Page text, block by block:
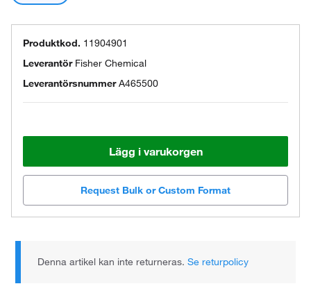
Produktkod. 11904901
Leverantör Fisher Chemical
Leverantörsnummer A465500
Lägg i varukorgen
Request Bulk or Custom Format
Denna artikel kan inte returneras.Se returpolicy